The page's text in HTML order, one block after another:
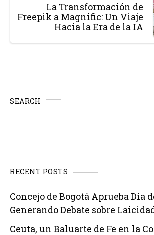
La Transformación de
Freepik a Magnific: Un Viaje
Hacia la Era de la IA
SEARCH
RECENT POSTS
Concejo de Bogotá Aprueba Día
Generando Debate sobre
Ceuta, un Baluarte de Fe en la